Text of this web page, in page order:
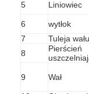
5 Liniowiec
6
wytłok
7
Tuleja wału
8
Pierścień
9 Wał